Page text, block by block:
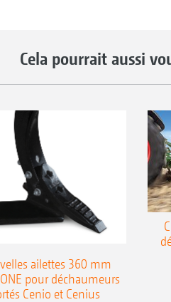
Cela pourrait aussi
ailettes 360 mm
pour déchaumeurs
Cenio et Cenius